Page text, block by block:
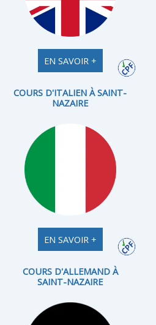
EN SAVOIR +
COURS D'ITALIEN À SAINT-
NAZAIRE
EN SAVOIR +
COURS D'ALLEMAND À
SAINT-NAZAIRE